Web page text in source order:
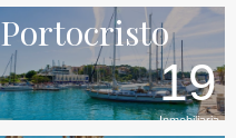
Portocristo
19
Inmobiliaria